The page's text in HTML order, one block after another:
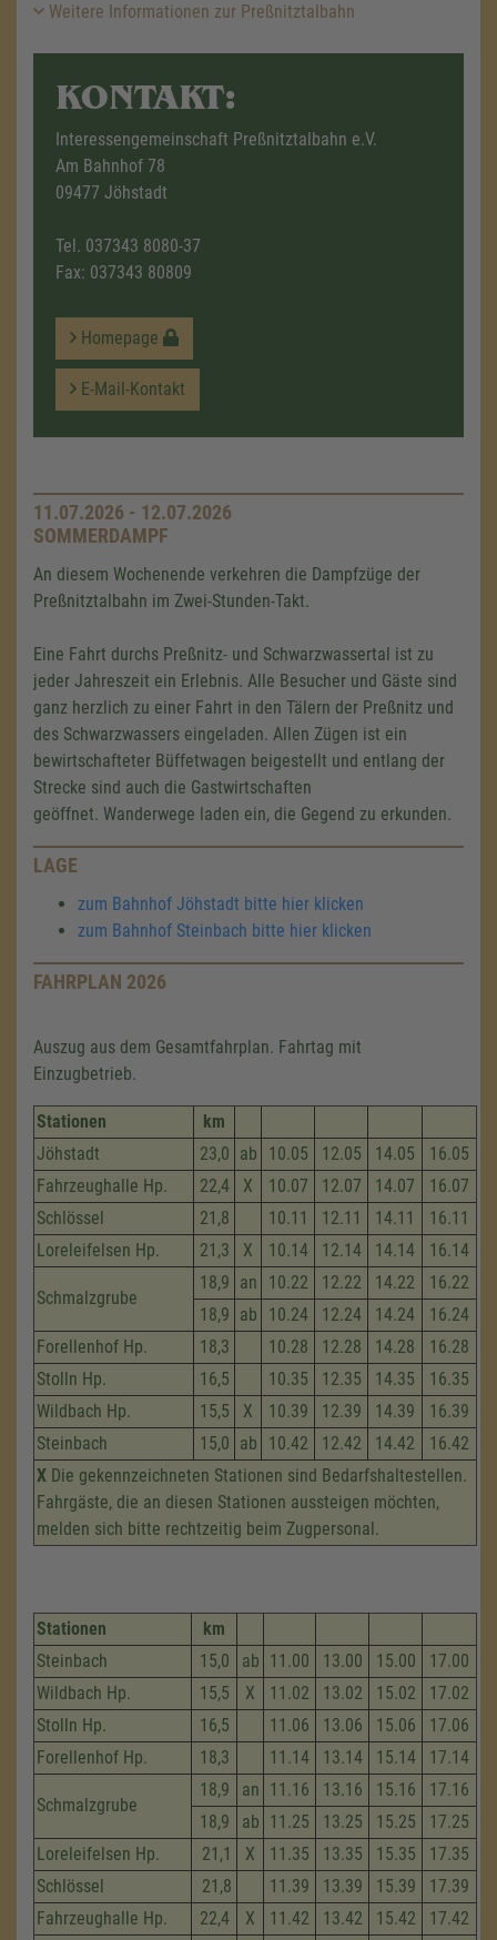
Weitere Informationen zur Preßnitztalbahn
KONTAKT:
Interessengemeinschaft Preßnitztalbahn e.V.
Am Bahnhof 78
09477 Jöhstadt
Tel. 037343 8080-37
Fax: 037343 80809
Homepage
E-Mail-Kontakt
11.07.2026 - 12.07.2026
SOMMERDAMPF
An diesem Wochenende verkehren die Dampfzüge der
Preßnitztalbahn im Zwei-Stunden-Takt.
Eine Fahrt durchs Preßnitz- und Schwarzwassertal ist zu
jeder Jahreszeit ein Erlebnis. Alle Besucher und Gäste sind
ganz herzlich zu einer Fahrt in den Tälern der Preßnitz und
des Schwarzwassers eingeladen. Allen Zügen ist ein
bewirtschafteter Büffetwagen beigestellt und entlang der
Strecke sind auch die Gastwirtschaften
geöffnet. Wanderwege laden ein, die Gegend zu erkunden.
LAGE
zum Bahnhof Jöhstadt bitte hier klicken
zum Bahnhof Steinbach bitte hier klicken
FAHRPLAN 2026
Auszug aus dem Gesamtfahrplan. Fahrtag mit
Einzugbetrieb.
Stationen
km
Jöhstadt
23,0 ab 10.05 12.05 14.05
16.05
Fahrzeug­halle Hp.
22,4 X 10.07 12.07 14.07
16.07
Schlössel
21,8 10.11 12.11 14.11
16.11
Loreleifelsen Hp.
21,3 X 10.14 12.14 14.14 16.14
Schmalzgrube
18,9 an 10.22 12.22 14.22
16.22
18,9 ab 10.24 12.24 14.24
16.24
Forellenhof Hp.
18,3 10.28 12.28 14.28
16.28
Stolln Hp.
16,5 10.35 12.35 14.35
16.35
Wildbach Hp.
15,5 X 10.39 12.39 14.39
16.39
Steinbach
15,0 ab 10.42 12.42 14.42
16.42
X Die gekennzeichneten Stationen sind Bedarfshaltestellen.
Fahrgäste, die an diesen Stationen aussteigen möchten,
melden sich bitte rechtzeitig beim Zugpersonal.
Stationen
km
Steinbach
15,0 ab 11.00 13.00 15.00
17.00
Wildbach Hp.
15,5 X 11.02 13.02 15.02
17.02
Stolln Hp.
16,5 11.06 13.06 15.06
17.06
Forellenhof Hp.
18,3 11.14 13.14 15.14 17.14
Schmalzgrube
18,9 an 11.16 13.16 15.16
17.16
18,9
ab 11.25 13.25 15.25
17.25
Loreleifelsen Hp.
21,1 X 11.35 13.35 15.35
17.35
Schlössel
21,8 11.39 13.39 15.39
17.39
Fahrzeug­halle Hp.
22,4 X 11.42 13.42 15.42 17.42